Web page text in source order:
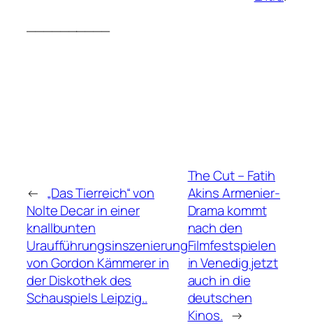
__________
← „Das Tierreich“ von
Nolte Decar in einer
knallbunten
Uraufführungsinszenierung
von Gordon Kämmerer in
der Diskothek des
Schauspiels Leipzig..
The Cut – Fatih
Akins Armenier-
Drama kommt
nach den
Filmfestspielen
in Venedig jetzt
auch in die
deutschen
Kinos. →